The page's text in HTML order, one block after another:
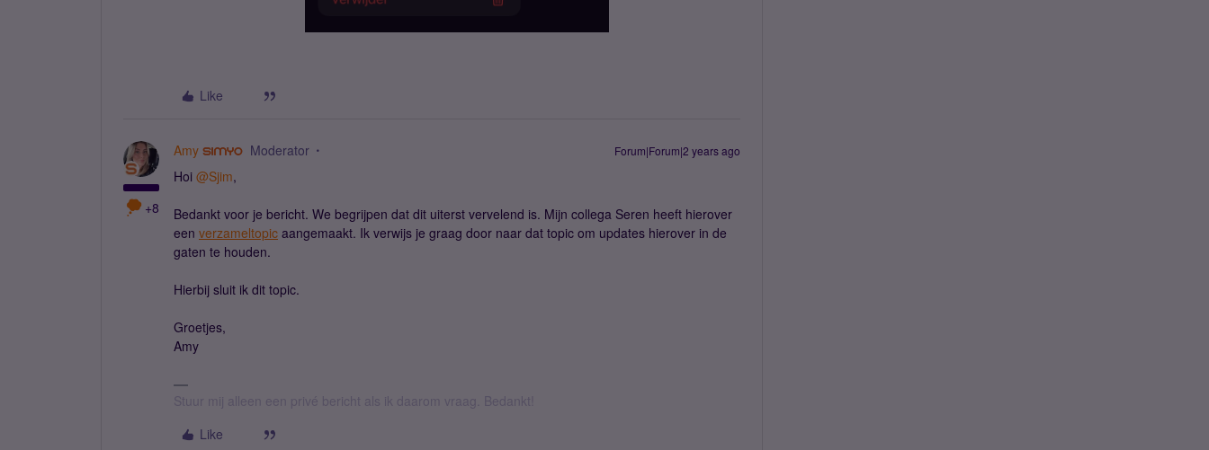
Like
+8
Amy Moderator Forum|Forum|2 years ago
Hoi @Sjim,
Bedankt voor je bericht. We begrijpen dat dit uiterst vervelend is. Mijn collega Seren heeft hierover
een verzameltopic aangemaakt. Ik verwijs je graag door naar dat topic om updates hierover in de
gaten te houden.
Hierbij sluit ik dit topic.
Groetjes,
Amy
Stuur mij alleen een privé bericht als ik daarom vraag. Bedankt!
Like